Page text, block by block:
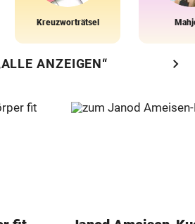
Kreuzworträtsel
ANZEIGEN“ chevron_right